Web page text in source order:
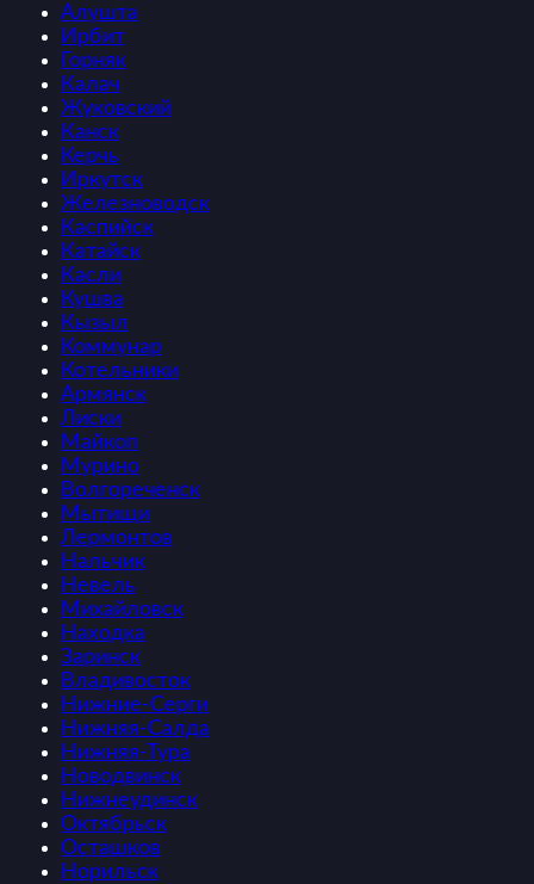
Алушта
Ирбит
Горняк
Калач
Жуковский
Канск
Керчь
Иркутск
Железноводск
Каспийск
Катайск
Касли
Кушва
Кызыл
Коммунар
Котельники
Армянск
Лиски
Майкоп
Мурино
Волгореченск
Мытищи
Лермонтов
Нальчик
Невель
Михайловск
Находка
Заринск
Владивосток
Нижние-Серги
Нижняя-Салда
Нижняя-Тура
Новодвинск
Нижнеудинск
Октябрьск
Осташков
Норильск